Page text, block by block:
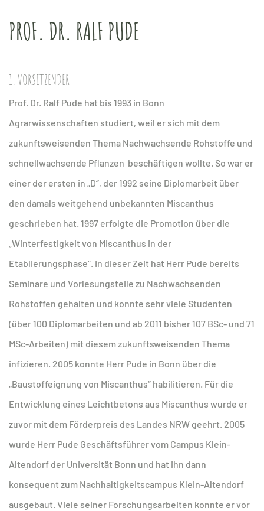
PROF. DR. RALF PUDE
1. VORSITZENDER
Prof. Dr. Ralf Pude hat bis 1993 in Bonn
Agrarwissenschaften studiert, weil er sich mit dem
zukunftsweisenden Thema Nachwachsende Rohstoffe und
schnellwachsende Pflanzen beschäftigen wollte. So war er
einer der ersten in „D“, der 1992 seine Diplomarbeit über
den damals weitgehend unbekannten Miscanthus
geschrieben hat. 1997 erfolgte die Promotion über die
„Winterfestigkeit von Miscanthus in der
Etablierungsphase“. In dieser Zeit hat Herr Pude bereits
Seminare und Vorlesungsteile zu Nachwachsenden
Rohstoffen gehalten und konnte sehr viele Studenten
(über 100 Diplomarbeiten und ab 2011 bisher 107 BSc- und 71
MSc-Arbeiten) mit diesem zukunftsweisenden Thema
infizieren. 2005 konnte Herr Pude in Bonn über die
„Baustoffeignung von Miscanthus“ habilitieren. Für die
Entwicklung eines Leichtbetons aus Miscanthus wurde er
zuvor mit dem Förderpreis des Landes NRW geehrt. 2005
wurde Herr Pude Geschäftsführer vom Campus Klein-
Altendorf der Universität Bonn und hat ihn dann
konsequent zum Nachhaltigkeitscampus Klein-Altendorf
ausgebaut. Viele seiner Forschungsarbeiten konnte er vor